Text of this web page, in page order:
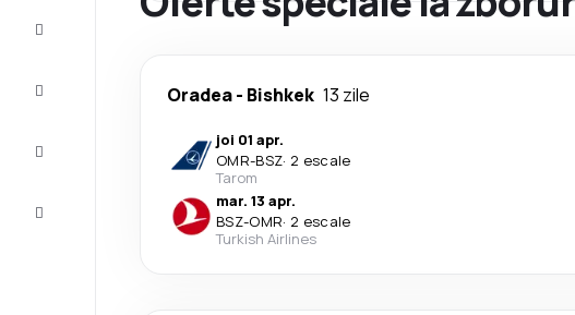
Oradea- Bishkek 13 zile
joi 01 apr.
OMR-BSZ· 2 escale
Tarom
mar. 13 apr.
BSZ-OMR· 2 escale
Turkish Airlines